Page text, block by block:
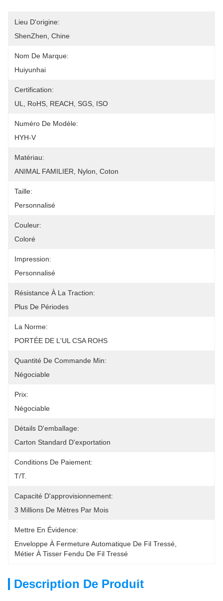
Lieu D'origine:
ShenZhen, Chine
Nom De Marque:
Huiyunhai
Certification:
UL, RoHS, REACH, SGS, ISO
Numéro De Modèle:
HYH-V
Matériau:
ANIMAL FAMILIER, Nylon, Coton
Taille:
Personnalisé
Couleur:
Coloré
Impression:
Personnalisé
Résistance À La Traction:
Plus De Périodes
La Norme:
PORTÉE DE L'UL CSA ROHS
Quantité De Commande Min:
Négociable
Prix:
Négociable
Détails D'emballage:
Carton Standard D'exportation
Conditions De Paiement:
T/T.
Capacité D'approvisionnement:
3 Millions De Mètres Par Mois
Mettre En Évidence:
Enveloppe À Fermeture Automatique De Fil Tressé
Métier À Tisser Fendu De Fil Tressé
Description De Produit